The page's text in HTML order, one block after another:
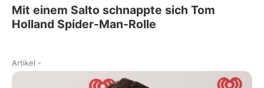
Mit einem Salto schnappte sich Tom
Holland Spider-Man-Rolle
Artikel -